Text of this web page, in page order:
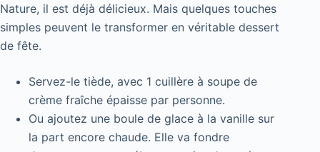
Nature, il est déjà délicieux. Mais quelques touches
simples peuvent le transformer en véritable dessert
de fête.
Servez-le tiède, avec 1 cuillère à soupe de
crème fraîche épaisse par personne.
Ou ajoutez une boule de glace à la vanille sur
la part encore chaude. Elle va fondre